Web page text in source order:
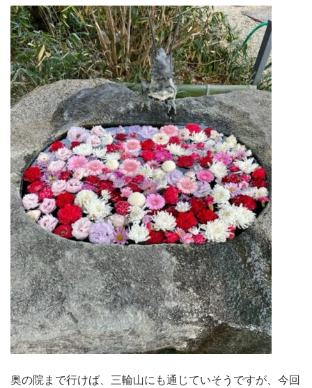
奥の院まで行けば、三輪山にも通じていそうですが、今回